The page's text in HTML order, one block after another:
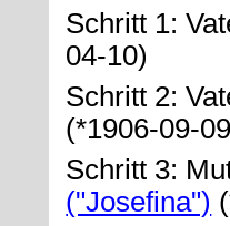
Schritt 1:
04-10)
Schritt 2:
(*1906-09-
Schritt 3:
("Josefina")